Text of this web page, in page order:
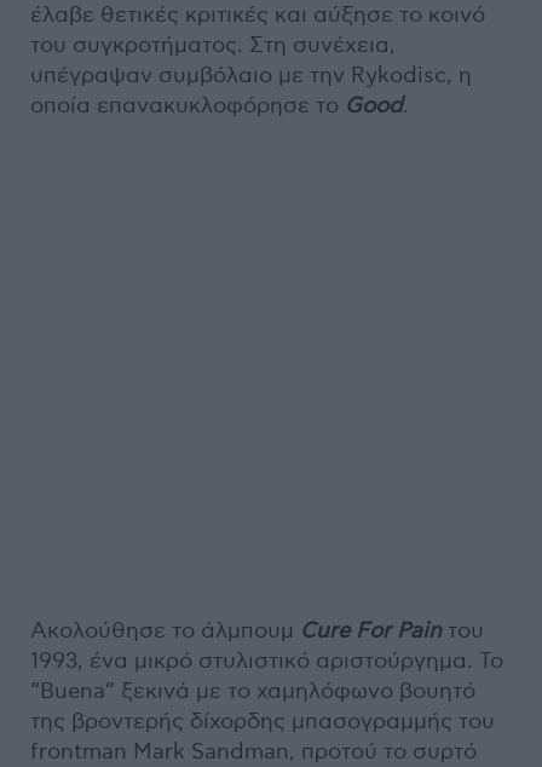
έλαβε θετικές κριτικές και αύξησε το κοινό
του συγκροτήματος. Στη συνέχεια,
υπέγραψαν συμβόλαιο με την Rykodisc, η
οποία επανακυκλοφόρησε το Good.
Ακολούθησε το άλμπουμ Cure For Painτου
1993, ένα μικρό στυλιστικό αριστούργημα. Το
“Buena” ξεκινά με το χαμηλόφωνο βουητό
της βροντερής δίχορδης μπασογραμμής του
frontman Mark Sandman, προτού το συρτό